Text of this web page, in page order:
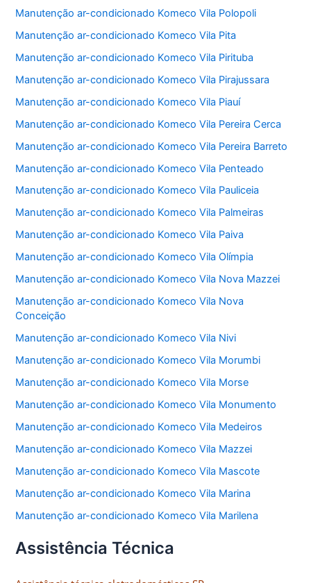
Manutenção ar-condicionado Komeco Vila Polopoli
Manutenção ar-condicionado Komeco Vila Pita
Manutenção ar-condicionado Komeco Vila Pirituba
Manutenção ar-condicionado Komeco Vila Pirajussara
Manutenção ar-condicionado Komeco Vila Piauí
Manutenção ar-condicionado Komeco Vila Pereira Cerca
Manutenção ar-condicionado Komeco Vila Pereira Barreto
Manutenção ar-condicionado Komeco Vila Penteado
Manutenção ar-condicionado Komeco Vila Pauliceia
Manutenção ar-condicionado Komeco Vila Palmeiras
Manutenção ar-condicionado Komeco Vila Paiva
Manutenção ar-condicionado Komeco Vila Olímpia
Manutenção ar-condicionado Komeco Vila Nova Mazzei
Manutenção ar-condicionado Komeco Vila Nova
Conceição
Manutenção ar-condicionado Komeco Vila Nivi
Manutenção ar-condicionado Komeco Vila Morumbi
Manutenção ar-condicionado Komeco Vila Morse
Manutenção ar-condicionado Komeco Vila Monumento
Manutenção ar-condicionado Komeco Vila Medeiros
Manutenção ar-condicionado Komeco Vila Mazzei
Manutenção ar-condicionado Komeco Vila Mascote
Manutenção ar-condicionado Komeco Vila Marina
Manutenção ar-condicionado Komeco Vila Marilena
Assistência Técnica